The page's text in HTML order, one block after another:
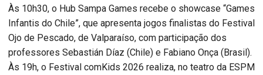
Às 10h30, o Hub Sampa Games recebe o showcase “Games
Infantis do Chile”, que apresenta jogos finalistas do Festival
Ojo de Pescado, de Valparaíso, com participação dos
professores Sebastián Díaz (Chile) e Fabiano Onça (Brasil).
Às 19h, o Festival comKids 2026 realiza, no teatro da ESPM